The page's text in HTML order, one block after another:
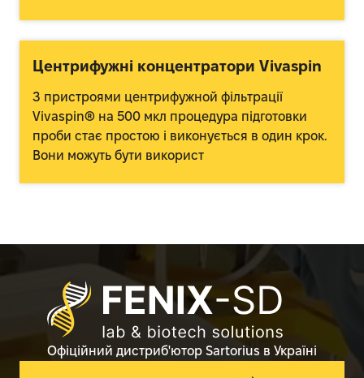
Центрифужні концентратори Vivaspin
З пристроями центрифужной фільтрації
Vivaspin® на 500 мкл процедура підготовки
проби стає простою і виконується в один крок.
Вони можуть бути використ
Офіційний дистриб'ютор Sartorius в Україні